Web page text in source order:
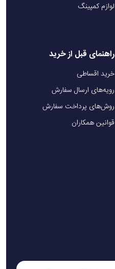
لوازم کمپینگ
راهنمای قبل از خرید
خرید اقساطی
رویه‌های ارسال سفارش
روش‌های پرداخت سفارش
قوانین همکاران